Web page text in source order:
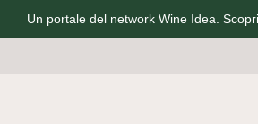
Un portale del network Wine Idea.